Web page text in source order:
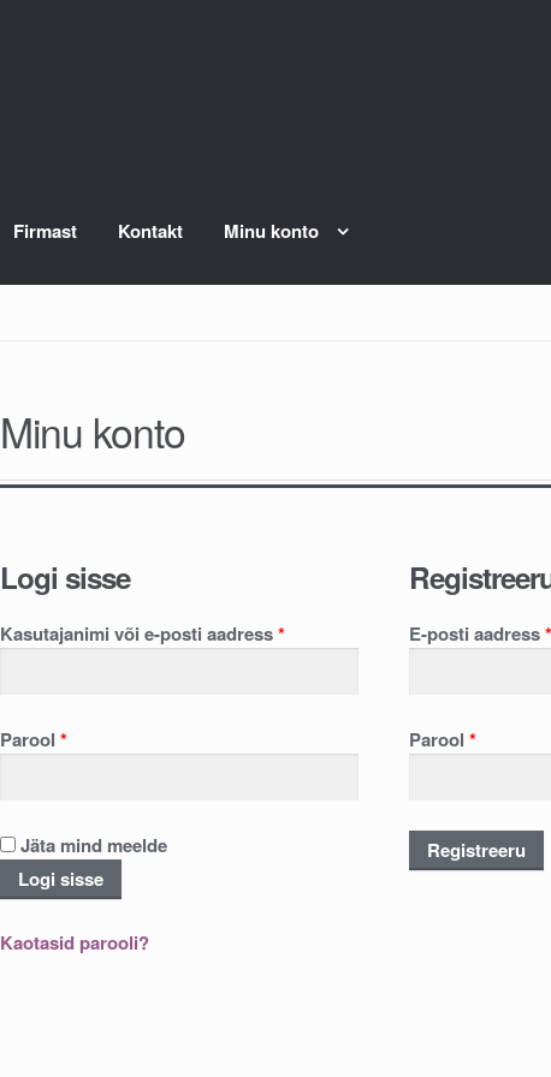
Firmast Kontakt Minu konto
Minu konto
Logi sisse
Kasutajanimi või e-posti aadress*
Parool*
Jäta mind meelde
Logi sisse
Kaotasid parooli?
E-posti aadress
Parool*
Registreeru